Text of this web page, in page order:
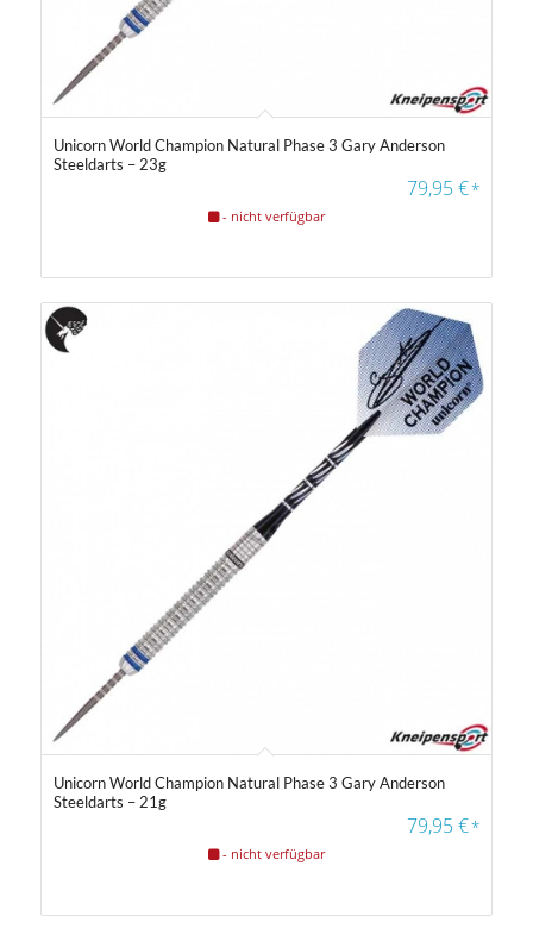
Unicorn World Champion Natural Phase 3 Gary Anderson
Steeldarts – 23g
79,95€*
- nicht verfügbar
Unicorn World Champion Natural Phase 3 Gary Anderson
Steeldarts – 21g
79,95€*
- nicht verfügbar